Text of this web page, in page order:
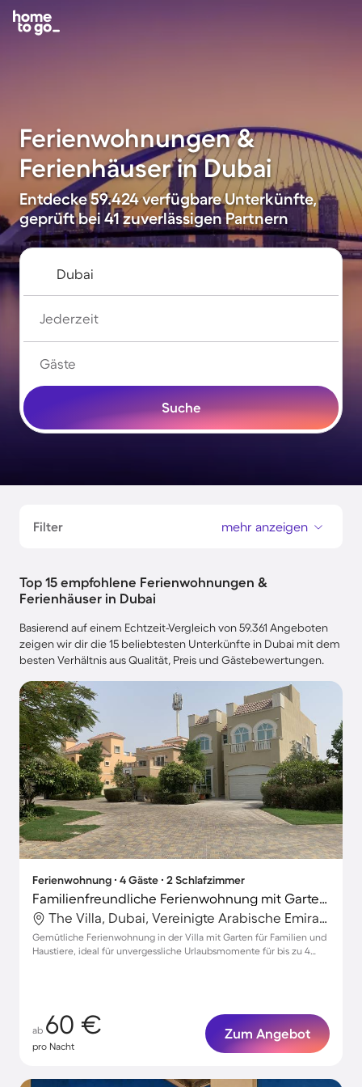
Ferienwohnungen &
Ferienhäuser in Dubai
Entdecke 59.424 verfügbare Unterkünfte,
geprüft bei 41 zuverlässigen Partnern
Jederzeit
Gäste
Suche
Filter mehr anzeigen
Top 15 empfohlene Ferienwohnungen &
Ferienhäuser in Dubai
Basierend auf einem Echtzeit-Vergleich von 59.361 Angeboten
zeigen wir dir die 15 beliebtesten Unterkünfte in Dubai mit dem
besten Verhältnis aus Qualität, Preis und Gästebewertungen.
Ferienwohnung ∙ 4 Gäste ∙ 2 Schlafzimmer
Familienfreundliche Ferienwohnung mit Garten | Hunde erlaubt
The Villa, Dubai, Vereinigte Arabische Emirate
Gemütliche Ferienwohnung in der Villa mit Garten für Familien und
Haustiere, ideal für unvergessliche Urlaubsmomente für bis zu 4
ab 60 €
pro Nacht
Zum Angebot